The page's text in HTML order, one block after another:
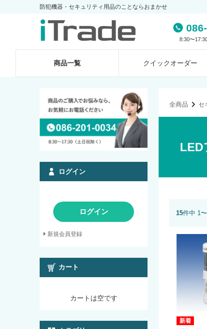
防犯機器・セキュリティ用品のことならおまかせ
8:30〜
商品一覧 クイックオーダー
全商品 セ
LED
15件中 1
ログイン
ログイン
新規会員登録
カート
カートは空です